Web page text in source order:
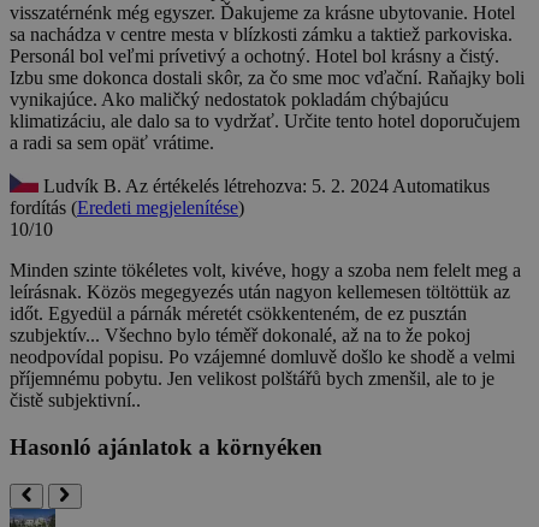
visszatérnénk még egyszer. Ďakujeme za krásne ubytovanie. Hotel
sa nachádza v centre mesta v blízkosti zámku a taktiež parkoviska.
Personál bol veľmi prívetivý a ochotný. Hotel bol krásny a čistý.
Izbu sme dokonca dostali skôr, za čo sme moc vďační. Raňajky boli
vynikajúce. Ako maličký nedostatok pokladám chýbajúcu
klimatizáciu, ale dalo sa to vydržať. Určite tento hotel doporučujem
a radi sa sem opäť vrátime.
Ludvík B. Az értékelés létrehozva: 5. 2. 2024 Automatikus
fordítás (Eredeti megjelenítése)
10/10
Minden szinte tökéletes volt, kivéve, hogy a szoba nem felelt meg a
leírásnak. Közös megegyezés után nagyon kellemesen töltöttük az
időt. Egyedül a párnák méretét csökkenteném, de ez pusztán
szubjektív... Všechno bylo téměř dokonalé, až na to že pokoj
neodpovídal popisu. Po vzájemné domluvě došlo ke shodě a velmi
příjemnému pobytu. Jen velikost polštářů bych zmenšil, ale to je
čistě subjektivní..
Hasonló ajánlatok a környéken